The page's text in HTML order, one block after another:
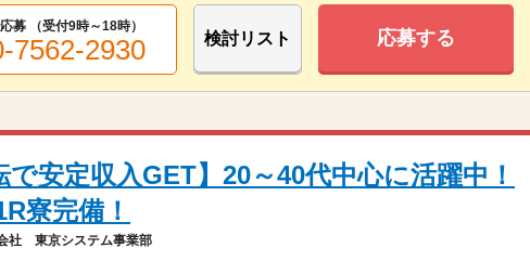
募 （受付9時～18時）
7562-2930 検討リスト 応募する
で安定収入GET】20～40代中心に活躍中！
寮完備！
社 東京システム事業部